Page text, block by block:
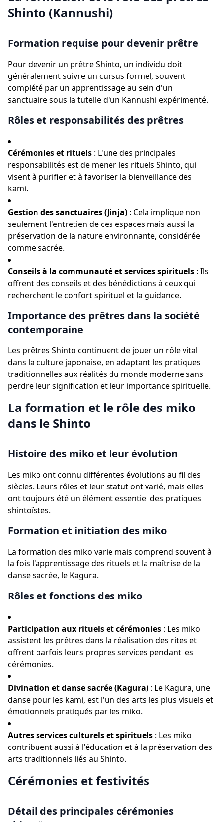
Shinto (Kannushi)
Formation requise pour devenir prêtre
Pour devenir un prêtre Shinto, un individu doit
généralement suivre un cursus formel, souvent
complété par un apprentissage au sein d'un
sanctuaire sous la tutelle d'un Kannushi expérimenté.
Rôles et responsabilités des prêtres
Cérémonies et rituels : L'une des principales
responsabilités est de mener les rituels Shinto, qui
visent à purifier et à favoriser la bienveillance des
kami.
Gestion des sanctuaires (Jinja) : Cela implique non
seulement l'entretien de ces espaces mais aussi la
préservation de la nature environnante, considérée
comme sacrée.
Conseils à la communauté et services spirituels : Ils
offrent des conseils et des bénédictions à ceux qui
recherchent le confort spirituel et la guidance.
Importance des prêtres dans la société
contemporaine
Les prêtres Shinto continuent de jouer un rôle vital
dans la culture japonaise, en adaptant les pratiques
traditionnelles aux réalités du monde moderne sans
perdre leur signification et leur importance spirituelle.
La formation et le rôle des miko
dans le Shinto
Histoire des miko et leur évolution
Les miko ont connu différentes évolutions au fil des
siècles. Leurs rôles et leur statut ont varié, mais elles
ont toujours été un élément essentiel des pratiques
shintoïstes.
Formation et initiation des miko
La formation des miko varie mais comprend souvent à
la fois l'apprentissage des rituels et la maîtrise de la
danse sacrée, le Kagura.
Rôles et fonctions des miko
Participation aux rituels et cérémonies : Les miko
assistent les prêtres dans la réalisation des rites et
offrent parfois leurs propres services pendant les
cérémonies.
Divination et danse sacrée (Kagura) : Le Kagura, une
danse pour les kami, est l'un des arts les plus visuels et
émotionnels pratiqués par les miko.
Autres services culturels et spirituels : Les miko
contribuent aussi à l'éducation et à la préservation des
arts traditionnels liés au Shinto.
Cérémonies et festivités
Détail des principales cérémonies